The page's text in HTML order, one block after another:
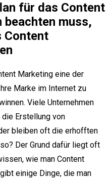
für das Content
beachten muss,
Content
Marketing eine der
Marke im Internet zu
Viele Unternehmen
Erstellung von
bleiben oft die erhofften
Der Grund dafür liegt oft
wie man Content
einige Dinge, die man